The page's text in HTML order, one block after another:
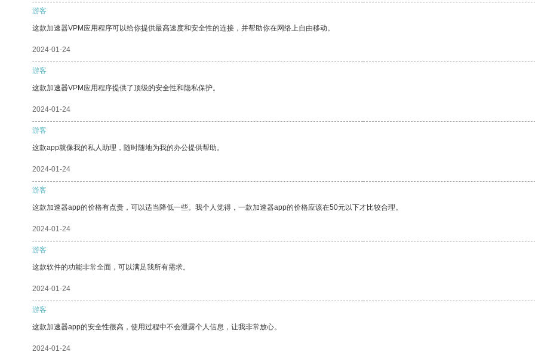
游客
这款加速器VPM应用程序可以给你提供最高速度和安全性的连接，并帮助你在网络上自由移动。
2024-01-24
游客
这款加速器VPM应用程序提供了顶级的安全性和隐私保护。
2024-01-24
游客
这款app就像我的私人助理，随时随地为我的办公提供帮助。
2024-01-24
游客
这款加速器app的价格有点贵，可以适当降低一些。我个人觉得，一款加速器app的价格应该在50元以下才比较合理。
2024-01-24
游客
这款软件的功能非常全面，可以满足我所有需求。
2024-01-24
游客
这款加速器app的安全性很高，使用过程中不会泄露个人信息，让我非常放心。
2024-01-24